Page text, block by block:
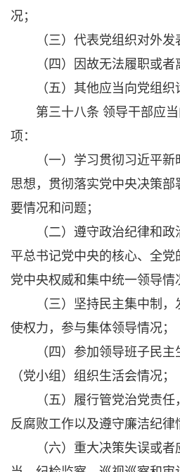
况；
（三）代表党组织对外发
（四）因故无法履职或者
（五）其他应当向党组织
第三十八条 领导干部应当
项：
（一）学习贯彻习近平新
思想，贯彻落实党中央决策
要情况和问题；
（二）遵守政治纪律和政
平总书记党中央的核心、全
党中央权威和集中统一领导情
（三）坚持民主集中制，
使权力，参与集体领导情况；
（四）参加领导班子民主
（党小组）组织生活会情况；
（五）履行管党治党责任
反腐败工作以及遵守廉洁纪律
（六）重大决策失误或者